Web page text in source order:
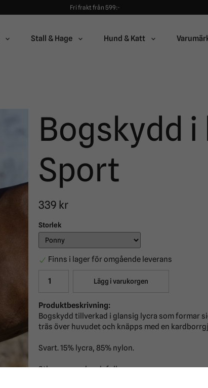
Fri frakt från 599:-
90 dagars öppet köp!
90 dagars öppet köp!
Stall & Hage Hund & Katt
Bogskydd
Sport
339 kr
Storlek
Finns i lager för omgående leverans
Lägg i varukorgen
Produktbeskrivning:
Bogskydd tillverkad i glansig lycra som formar
träs över huvudet och knäpps med en
Svart. 15% lycra, 85% nylon.
Stl. ponny, cob och full.